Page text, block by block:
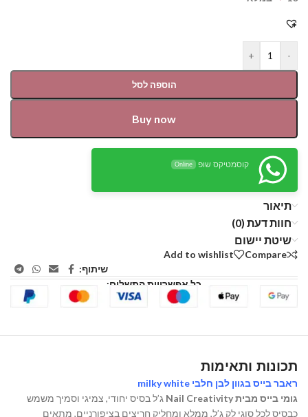
-
+
הוספה לסל
Buy now
קוסמטיקס שופ Online
תיאור
חוות דעת (0)
שיטת יישום
Compare
Add to wishlist
שיתוף:
כל אפשרויות התשלום:
תכונות ותאימות
ראבר בייס בגוון לבן חלבי milky white
גומי בייס מבית Nail Creativity
ג’ל בסיס יחודי, צמיגי וסמיך משמש
כבסיס לכל סוגי לק ג’ל, ממלא ומחליק חריצים בציפורניים, מתאים